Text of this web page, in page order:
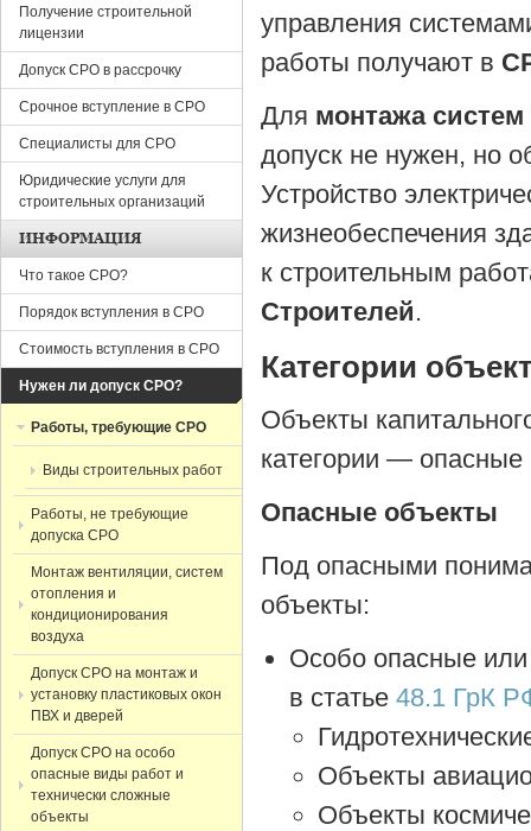
управления
работы получают в
Для монтажа
допуск не нужен, но
Устройство
жизнеобеспечения
к строительным
Строителей.
Категории
Объекты
категории —
Опасные объекты
Под опасными
объекты:
Особо опасные
в статье48.1 ГрК
Объекты
Объекты
Получение строительной
лицензии
Допуск СРО в рассрочку
Срочное вступление в СРО
Специалисты для СРО
Юридические услуги для
строительных организаций
ИНФОРМАЦИЯ
Что такое СРО?
Порядок вступления в СРО
Стоимость вступления в СРО
Нужен ли допуск СРО?
Работы, требующие СРО
Виды строительных работ
Работы, не требующие
допуска СРО
Монтаж вентиляции, систем
отопления и
кондиционирования
воздуха
Допуск СРО на монтаж и
установку пластиковых окон
ПВХ и дверей
Допуск СРО на особо
опасные виды работ и
технически сложные
объекты